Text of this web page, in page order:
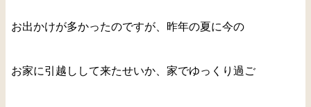
お出かけが多かったのですが、昨年の夏に今の
お家に引越しして来たせいか、家でゆっくり過ご